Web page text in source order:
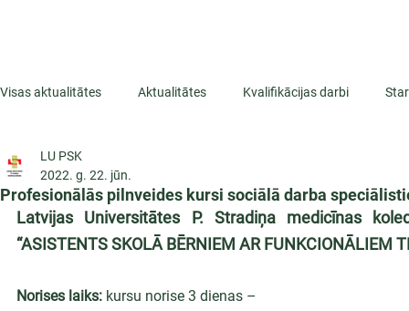
Visas aktualitātes Aktualitātes Kvalifikācijas darbi
ESF projekti
Profesionālās pilnveides kursi sociālā darba
LU PSK
2022. g. 22. jūn.
Latvijas Universitātes P. Stradiņa medicīnas
“ASISTENTS SKOLĀ BĒRNIEM AR FUNKCIONĀLIEM
Norises laiks: kursu norise 3 dienas –